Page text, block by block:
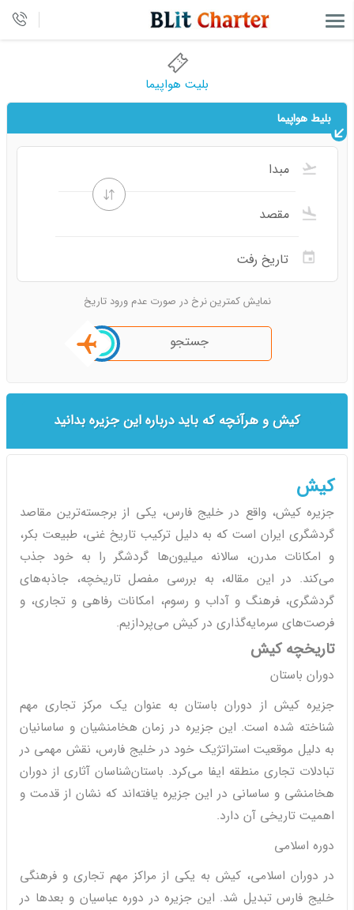
بلیت هواپیما
بلیط هواپیما
نمایش کمترین نرخ در صورت عدم ورود تاریخ
جستجو
کیش و هرآنچه که باید درباره این جزیره بدانید
کیش
جزیره کیش، واقع در خلیج فارس، یکی از برجسته‌ترین مقاصد
گردشگری ایران است که به دلیل ترکیب تاریخ غنی، طبیعت بکر،
و امکانات مدرن، سالانه میلیون‌ها گردشگر را به خود جذب
می‌کند. در این مقاله، به بررسی مفصل تاریخچه، جاذبه‌های
گردشگری، فرهنگ و آداب و رسوم، امکانات رفاهی و تجاری، و
فرصت‌های سرمایه‌گذاری در کیش می‌پردازیم.
تاریخچه کیش
دوران باستان
جزیره کیش از دوران باستان به عنوان یک مرکز تجاری مهم
شناخته شده است. این جزیره در زمان هخامنشیان و ساسانیان
به دلیل موقعیت استراتژیک خود در خلیج فارس، نقش مهمی در
تبادلات تجاری منطقه ایفا می‌کرد. باستان‌شناسان آثاری از دوران
هخامنشی و ساسانی در این جزیره یافته‌اند که نشان از قدمت و
اهمیت تاریخی آن دارد.
دوره اسلامی
در دوران اسلامی، کیش به یکی از مراکز مهم تجاری و فرهنگی
خلیج فارس تبدیل شد. این جزیره در دوره عباسیان و بعدها در